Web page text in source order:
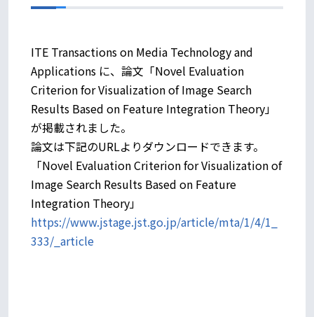
ITE Transactions on Media Technology and
Applications に、論文「Novel Evaluation
Criterion for Visualization of Image Search
Results Based on Feature Integration Theory」
が掲載されました。
論文は下記のURLよりダウンロードできます。
「Novel Evaluation Criterion for Visualization of
Image Search Results Based on Feature
Integration Theory」
https://www.jstage.jst.go.jp/article/mta/1/4/1_
333/_article